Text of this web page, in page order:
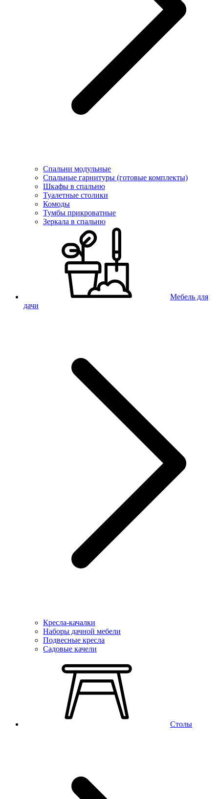
Спальни модульные
Спальные гарнитуры (готовые комплекты)
Шкафы в спальню
Туалетные столики
Комоды
Тумбы прикроватные
Зеркала в спальню
Мебель для
дачи
Кресла-качалки
Наборы дачной мебели
Подвесные кресла
Садовые качели
Столы